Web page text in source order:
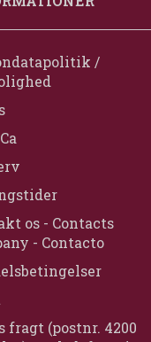
/
os - Contacts
- Contacto
fragt (postnr. 4200